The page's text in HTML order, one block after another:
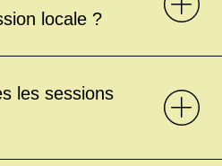
locale ?
les sessions